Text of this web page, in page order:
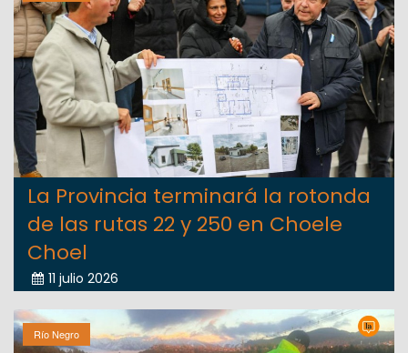
La Provincia terminará la rotonda
de las rutas 22 y 250 en Choele
Choel
11 julio 2026
Río Negro